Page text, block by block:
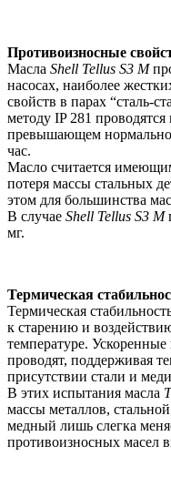
Противоизносные
Масла Shell Tellus S3 M
насосах, наиболее
свойств в парах “сталь-
методу IP 281
превышающем
час.
Масло считается
потеря массы стальных
этом для большинства
В случае Shell Tellus S3 M
мг.
Термическая
Термическая
к старению и
температуре.
проводят, поддерживая
присутствии стали и
В этих испытания масла
массы металлов,
медный лишь слегка
противоизносных масел